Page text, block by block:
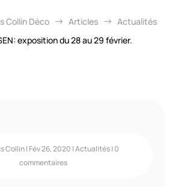
Collin Déco $ Articles $ Actualités
exposition du 28 au 29 février.
Collin| Fév 26, 2020 |Actualités| 0
commentaires